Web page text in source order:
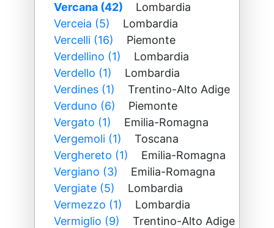
Vercana (42)
Lombardia
Verceia (5)
Lombardia
Vercelli (16)
Piemonte
Verdellino (1)
Lombardia
Verdello (1)
Lombardia
Verdines (1)
Trentino-Alto Adige
Verduno (6)
Piemonte
Vergato (1)
Emilia-Romagna
Vergemoli (1)
Toscana
Verghereto (1)
Emilia-Romagna
Vergiano (3)
Emilia-Romagna
Vergiate (5)
Lombardia
Vermezzo (1)
Lombardia
Vermiglio (9)
Trentino-Alto Adige